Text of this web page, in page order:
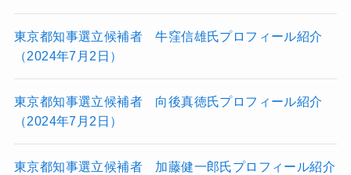
東京都知事選立候補者 牛窪信雄氏プロフィール紹介
（2024年7月2日）
東京都知事選立候補者 向後真徳氏プロフィール紹介
（2024年7月2日）
東京都知事選立候補者 加藤健一郎氏プロフィール紹介